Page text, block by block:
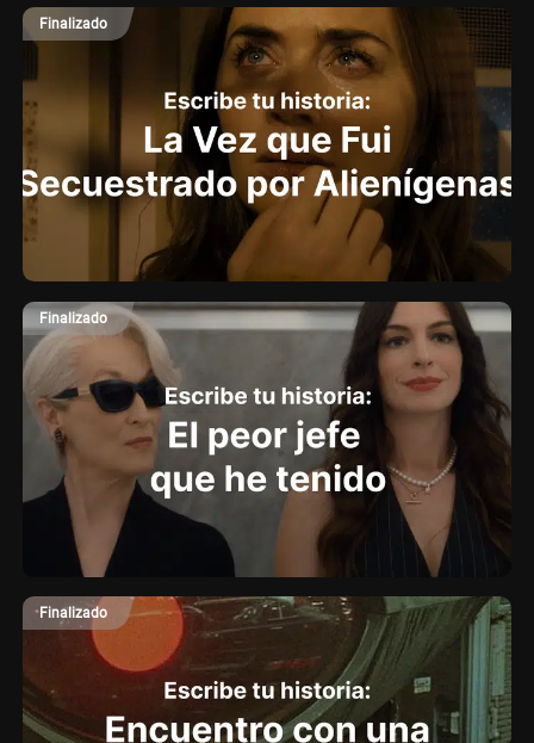
Finalizado
Finalizado
Finalizado